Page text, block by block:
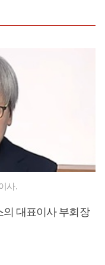
사.
대표이사 부회장